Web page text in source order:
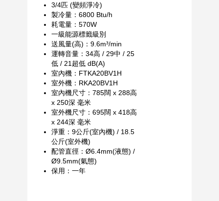
3/4匹 (變頻淨冷)
製冷量：6800 Btu/h
耗電量：570W
一級能源標籤級別
送風量(高)：9.6m³/min
運轉音量：34高 / 29中 / 25
低 / 21超低 dB(A)
室內機：FTKA20BV1H
室外機：RKA20BV1H
室內機尺寸：785闊 x 288高
x 250深 毫米
室外機尺寸：695闊 x 418高
x 244深 毫米
淨重：9公斤(室內機) / 18.5
公斤(室外機)
配管直徑：Ø6.4mm(液態) /
Ø9.5mm(氣態)
保用：一年